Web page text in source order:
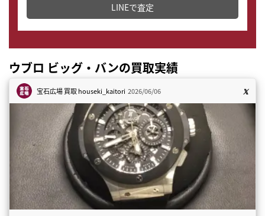
LINEで査定
ウブロ ビッグ・バンの買取実績
宝石広場 買取houseki_kaitori 2026/06/06